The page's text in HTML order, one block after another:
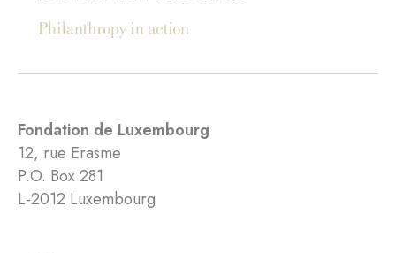
Fondation de Luxembourg
12, rue Erasme
P.O. Box 281
L-2012 Luxembourg